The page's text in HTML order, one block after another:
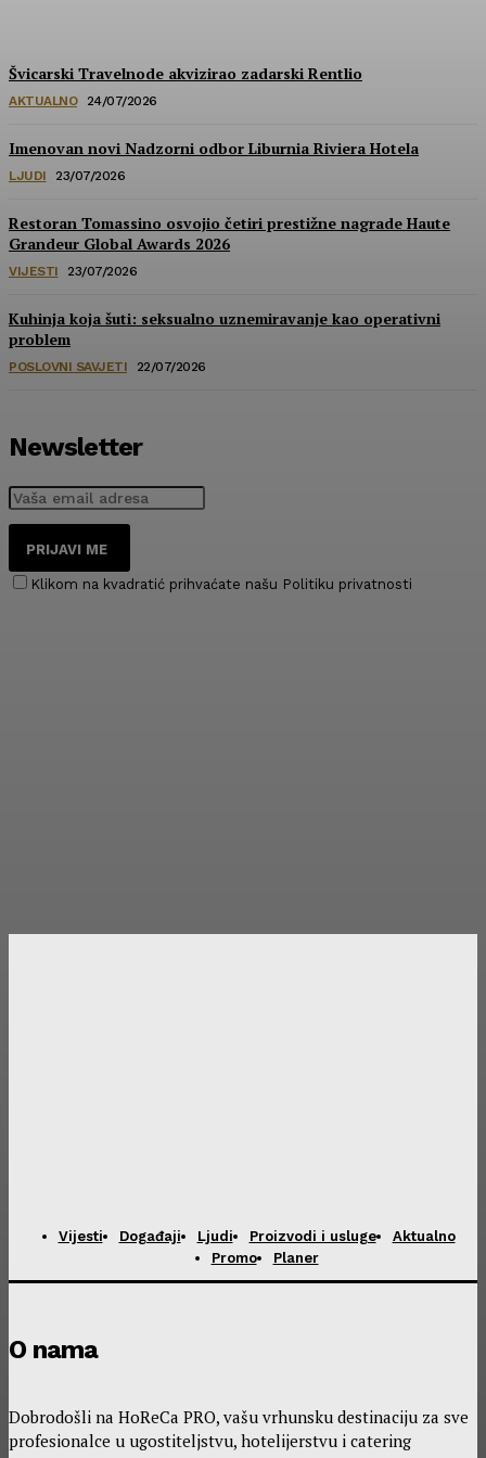
Švicarski Travelnode akvizirao zadarski Rentlio
AKTUALNO 24/07/2026
Imenovan novi Nadzorni odbor Liburnia Riviera Hotela
LJUDI 23/07/2026
Restoran Tomassino osvojio četiri prestižne nagrade Haute
Grandeur Global Awards 2026
VIJESTI 23/07/2026
Kuhinja koja šuti: seksualno uznemiravanje kao operativni
problem
POSLOVNI SAVJETI 22/07/2026
Newsletter
PRIJAVI ME
Klikom na kvadratić prihvaćate našu Politiku privatnosti
Vijesti Događaji Ljudi Proizvodi i usluge
Aktualno
Promo
Planer
O nama
Dobrodošli na HoReCa PRO, vašu vrhunsku destinaciju za sve
profesionalce u ugostiteljstvu, hotelijerstvu i catering